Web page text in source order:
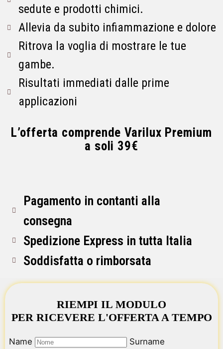
sedute e prodotti chimici.
Allevia da subito infiammazione e dolore
Ritrova la voglia di mostrare le tue
gambe.
Risultati immediati dalle prime
applicazioni
L’offerta comprende Varilux Premium
a soli 39€
Pagamento in contanti alla
consegna
Spedizione Express in tutta Italia
Soddisfatta o rimborsata
RIEMPI IL MODULO
PER RICEVERE L'OFFERTA A TEMPO
Name
Surname